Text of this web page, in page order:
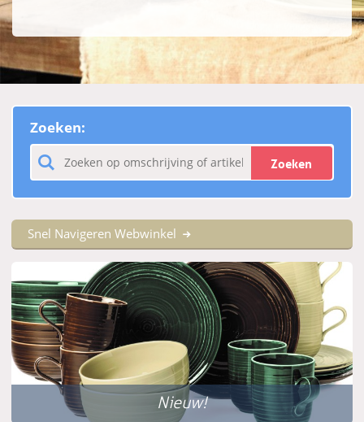
Zoeken:
Zoeken
Snel Navigeren Webwinkel
Nieuw!